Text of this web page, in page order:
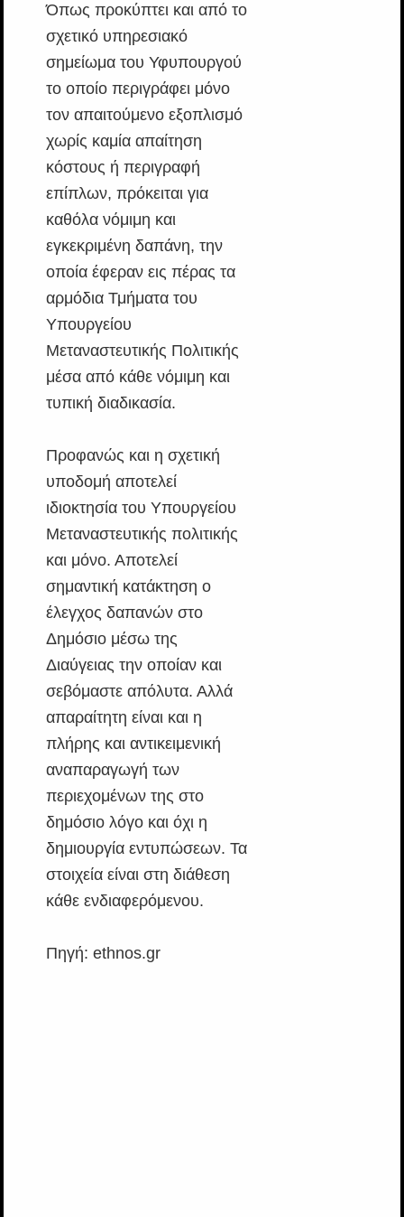
Όπως προκύπτει και από το
σχετικό υπηρεσιακό
σημείωμα του Υφυπουργού
το οποίο περιγράφει μόνο
τον απαιτούμενο εξοπλισμό
χωρίς καμία απαίτηση
κόστους ή περιγραφή
επίπλων, πρόκειται για
καθόλα νόμιμη και
εγκεκριμένη δαπάνη, την
οποία έφεραν εις πέρας τα
αρμόδια Τμήματα του
Υπουργείου
Μεταναστευτικής Πολιτικής
μέσα από κάθε νόμιμη και
τυπική διαδικασία.
Προφανώς και η σχετική
υποδομή αποτελεί
ιδιοκτησία του Υπουργείου
Μεταναστευτικής πολιτικής
και μόνο. Αποτελεί
σημαντική κατάκτηση ο
έλεγχος δαπανών στο
Δημόσιο μέσω της
Διαύγειας την οποίαν και
σεβόμαστε απόλυτα. Αλλά
απαραίτητη είναι και η
πλήρης και αντικειμενική
αναπαραγωγή των
περιεχομένων της στο
δημόσιο λόγο και όχι η
δημιουργία εντυπώσεων. Τα
στοιχεία είναι στη διάθεση
κάθε ενδιαφερόμενου.
Πηγή: ethnos.gr